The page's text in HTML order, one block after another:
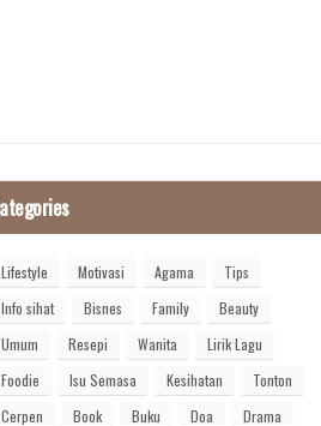
Lifestyle Motivasi Agama
Tips
Info sihat
Bisnes Family
Beauty
Umum
Resepi Wanita
Lirik Lagu
Foodie
Isu Semasa Kesihatan
Tonton
Cerpen
Book Buku Doa Drama